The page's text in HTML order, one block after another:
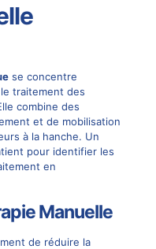
se concentre
traitement des
combine des
et de mobilisation
à la hanche. Un
pour identifier les
en
Manuelle
de réduire la